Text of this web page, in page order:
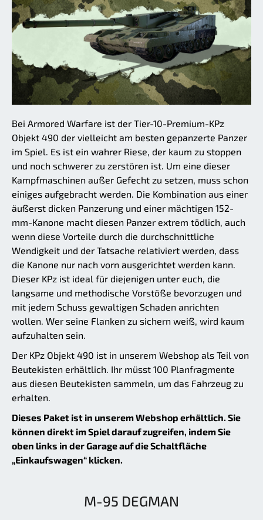
Bei Armored Warfare ist der Tier-10-Premium-KPz
Objekt 490 der vielleicht am besten gepanzerte Panzer
im Spiel. Es ist ein wahrer Riese, der kaum zu stoppen
und noch schwerer zu zerstören ist. Um eine dieser
Kampfmaschinen außer Gefecht zu setzen, muss schon
einiges aufgebracht werden. Die Kombination aus einer
äußerst dicken Panzerung und einer mächtigen 152-
mm-Kanone macht diesen Panzer extrem tödlich, auch
wenn diese Vorteile durch die durchschnittliche
Wendigkeit und der Tatsache relativiert werden, dass
die Kanone nur nach vorn ausgerichtet werden kann.
Dieser KPz ist ideal für diejenigen unter euch, die
langsame und methodische Vorstöße bevorzugen und
mit jedem Schuss gewaltigen Schaden anrichten
wollen. Wer seine Flanken zu sichern weiß, wird kaum
aufzuhalten sein.
Der KPz Objekt 490 ist in unserem Webshop als Teil von
Beutekisten erhältlich. Ihr müsst 100 Planfragmente
aus diesen Beutekisten sammeln, um das Fahrzeug zu
erhalten.
Dieses Paket ist in unserem Webshop erhältlich. Sie
können direkt im Spiel darauf zugreifen, indem Sie
oben links in der Garage auf die Schaltfläche
„Einkaufswagen“ klicken.
M-95 DEGMAN